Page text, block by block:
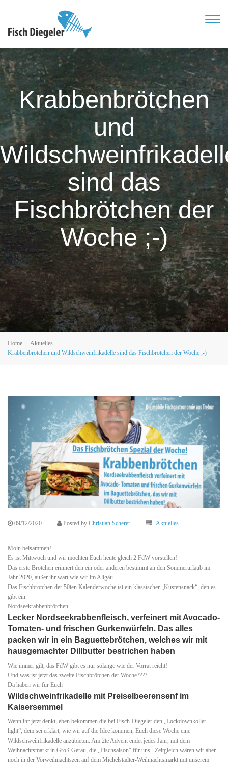
Krabbenbrötchen
und
sind das
Fischbrötchen der
Woche ;-)
Home
Aktuelles
Krabbenbrötchen und Wildschweinfrikadelle sind das Fischbrötchen der Woche ;-)
09/12/2020 Posted by Christian Scherer Aktuelles
Moin beisammen!
Es ist Mittwoch und wir möchten Euch heute gleich 2 FdW vorstellen!
Das erste Brötchen erinnert den ein oder anderen bestimmt an den Sommerurlaub im
Jahr 2020, außer ihr wart wie wir im Allgäu
Das Fischbrötchen der 50ten Kalenderwoche ist ein klassischer „Küstensnack“, den es
gibt ein
Nordseekrabbenbrötchen
Lecker Nordseekrabbenfleisch, verfeinert mit Avocado-
Tomaten- und frischen Gurkenwürfeln. Das alles
packen wir in ein Baguettebrötchen, welches wir mit
hausgemachter Dillbutter bestrichen haben
Wie immer gilt, das FdW gibt es nur solange wie der Vorrat reicht!
Und was ist jetzt das zweite Fischbrötchen der Woche????
Da haben wir für Euch
Wildschweinfrikadelle mit Preiselbeerensenf im
Kaisersemmel
Wenn ihr jetzt denkt, eben bekommen die bei Fisch-Diegeler den „Lockdownkoller
light“, dem sei erklärt, wie wir auf die Idee kommen, Euch diese Woche eine
Wildschweinfrikadelle anzubieten. Am 2te Advent endet jedes Jahr, mit dem
Weihnachtsmarkt in Groß-Gerau, die „Fischsaison“ für uns . Zeitgleich wären wir aber
noch in der Vorweihnachtszeit auf dem Michelstädter-Weihnachtsmarkt mit unserem